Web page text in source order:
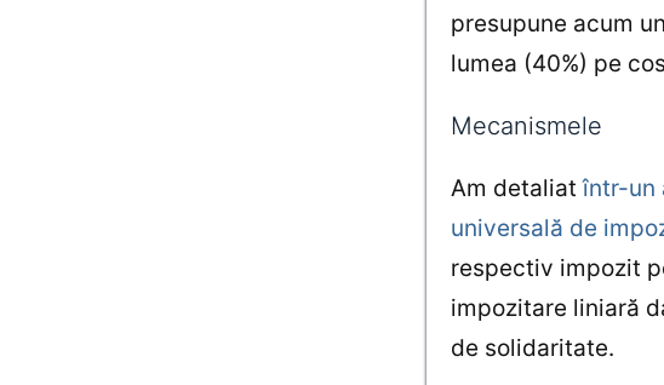
presupune acum
lumea (40%) pe
Mecanismele
Am detaliatîntr-un
universală de
respectiv impozit
impozitare liniară
de solidaritate.